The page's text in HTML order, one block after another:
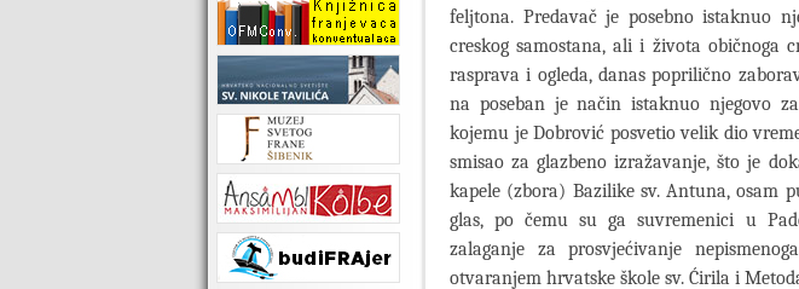
feljtona. Predavač je posebno istaknuo
creskog samostana, ali i života običnoga
rasprava i ogleda, danas poprilično
na poseban je način istaknuo njegovo
kojemu je Dobrović posvetio velik dio
smisao za glazbeno izražavanje, što je
kapele (zbora) Bazilike sv. Antuna, osam
glas, po čemu su ga suvremenici u
zalaganje za prosvjećivanje
otvaranjem hrvatske škole sv. Ćirila i